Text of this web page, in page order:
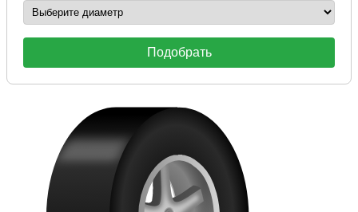
Подобрать